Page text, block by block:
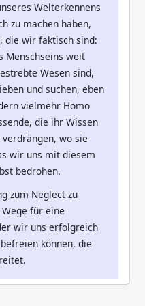
Welterkennens
zu machen haben,
die wir faktisch sind:
Menschseins weit
Wesen sind,
und suchen, eben
vielmehr Homo
die ihr Wissen
wo sie
wir uns mit diesem
bedrohen.
zum Neglect zu
für eine
wir uns erfolgreich
können, die